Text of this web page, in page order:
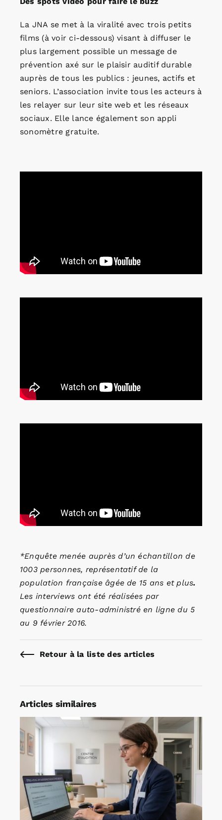
La JNA se met à la viralité avec trois petits
films (à voir ci-dessous) visant à diffuser le
plus largement possible un message de
prévention axé sur le plaisir auditif durable
auprès de tous les publics : jeunes, actifs et
seniors. L’association invite tous les acteurs à
les relayer sur leur site web et les réseaux
sociaux. Elle lance également son appli
sonomètre gratuite.
*Enquête menée auprès d’un échantillon de
1003 personnes, représentatif de la
population française âgée de 15 ans et plus.
Les interviews ont été réalisées par
questionnaire auto-administré en ligne du 5
au 9 février 2016.
Retour à la liste des articles
Articles similaires